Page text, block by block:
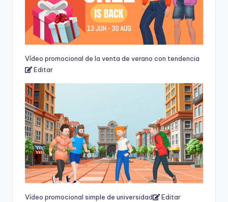
Vídeo promocional de la venta de verano con tendencia
Editar
Vídeo promocional simple de universidad Editar